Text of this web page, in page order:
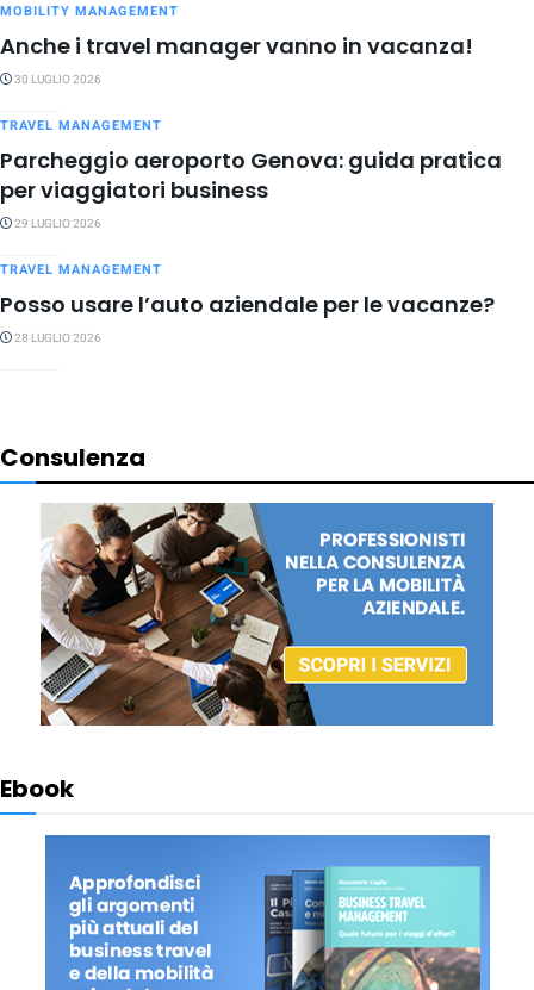
MOBILITY MANAGEMENT
Anche i travel manager vanno in vacanza!
30 LUGLIO 2026
TRAVEL MANAGEMENT
Parcheggio aeroporto Genova: guida pratica
per viaggiatori business
29 LUGLIO 2026
TRAVEL MANAGEMENT
Posso usare l’auto aziendale per le vacanze?
28 LUGLIO 2026
Consulenza
Ebook